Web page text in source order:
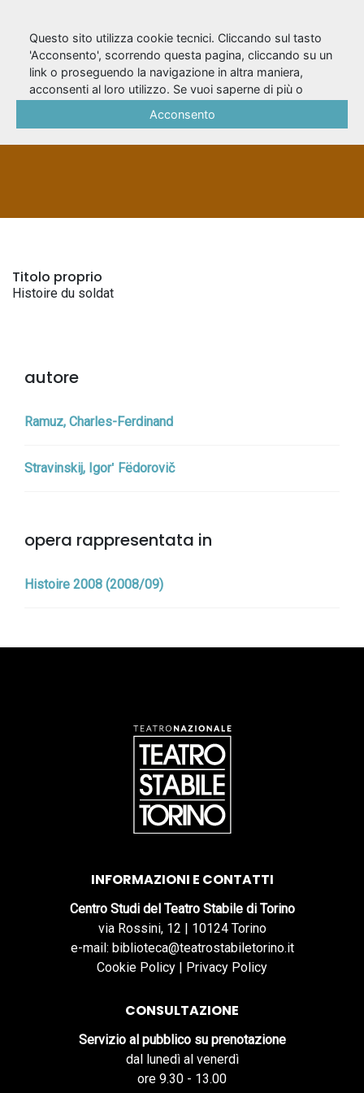
Histoire du soldat
TITOLI UNIFORMI
Titolo proprio
Histoire du soldat
autore
Ramuz, Charles-Ferdinand
Stravinskij, Igorʹ Fëdorovič
opera rappresentata in
Histoire 2008 (2008/09)
INFORMAZIONI E CONTATTI
Centro Studi del Teatro Stabile di Torino
via Rossini, 12 | 10124 Torino
e-mail: biblioteca@teatrostabiletorino.it
Cookie Policy | Privacy Policy
CONSULTAZIONE
Servizio al pubblico su prenotazione
dal lunedì al venerdì
ore 9.30 - 13.00
Questo sito utilizza cookie tecnici. Cliccando sul tasto
'Acconsento', scorrendo questa pagina, cliccando su un
link o proseguendo la navigazione in altra maniera,
acconsenti al loro utilizzo. Se vuoi saperne di più o
Acconsento